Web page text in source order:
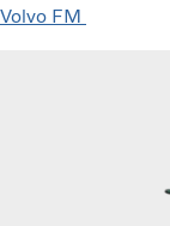
Volvo FM